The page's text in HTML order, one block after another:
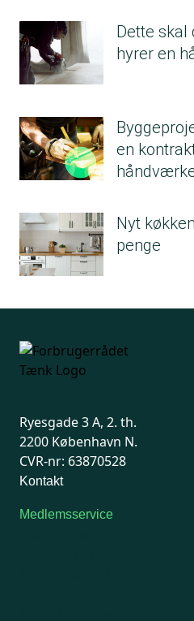
Dette skal
hyrer en
en
Nyt
penge
Ryesgade 3 A, 2. th.
2200 København N.
CVR-nr: 63870528
Kontakt
Medlemsservice